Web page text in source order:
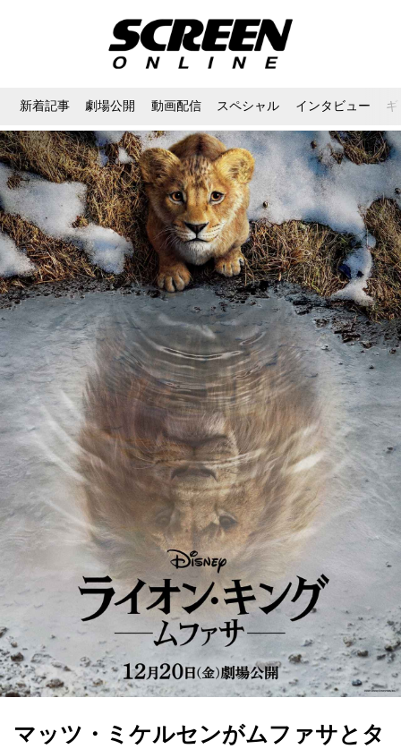
新着記事 劇場公開 動画配信 スペシャル インタビュー
マッツ・ミケルセンがムファサとタ